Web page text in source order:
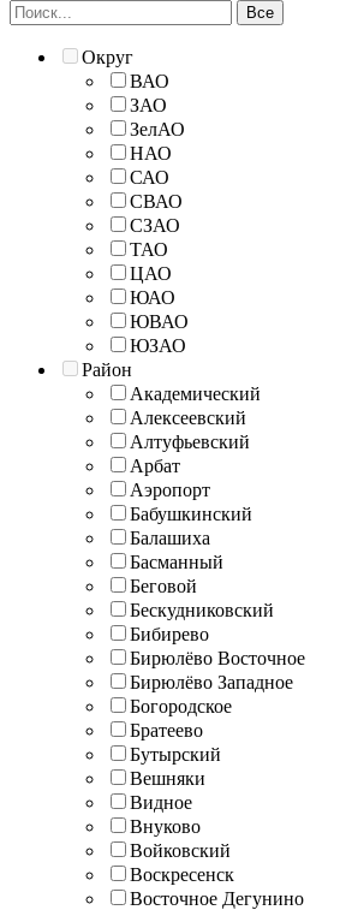
Все
Округ
ВАО
ЗАО
ЗелАО
НАО
САО
СВАО
СЗАО
ТАО
ЦАО
ЮАО
ЮВАО
ЮЗАО
Район
Академический
Алексеевский
Алтуфьевский
Арбат
Аэропорт
Бабушкинский
Балашиха
Басманный
Беговой
Бескудниковский
Бибирево
Бирюлёво Восточное
Бирюлёво Западное
Богородское
Братеево
Бутырский
Вешняки
Видное
Внуково
Войковский
Воскресенск
Восточное Дегунино